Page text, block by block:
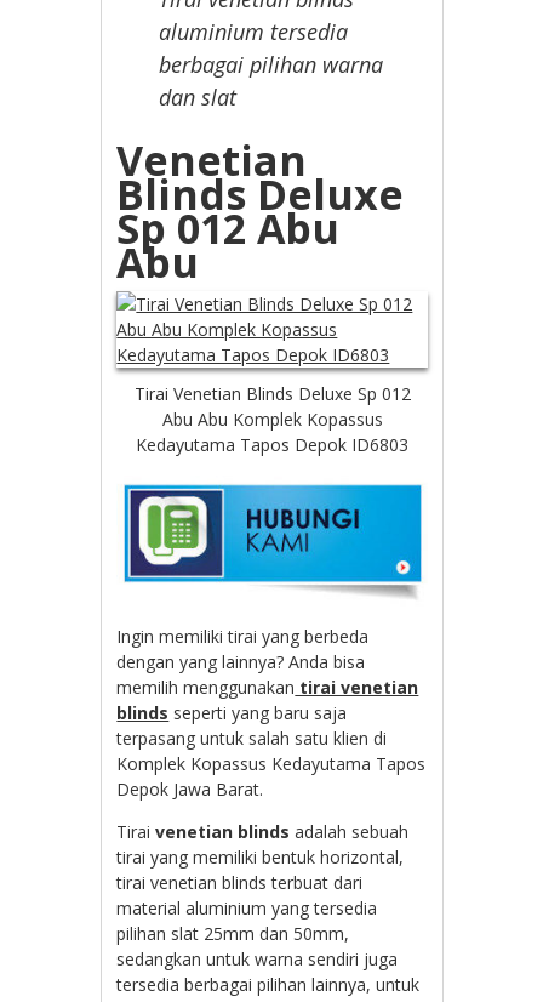
aluminium tersedia
berbagai pilihan warna
dan slat
Venetian
Blinds Deluxe
Sp 012 Abu
Abu
Tirai Venetian Blinds Deluxe Sp 012
Abu Abu Komplek Kopassus
Kedayutama Tapos Depok ID6803
Ingin memiliki tirai yang berbeda
dengan yang lainnya? Anda bisa
memilih menggunakan tirai venetian
blinds seperti yang baru saja
terpasang untuk salah satu klien di
Komplek Kopassus Kedayutama Tapos
Depok Jawa Barat.
Tiraivenetian blinds adalah sebuah
tirai yang memiliki bentuk horizontal,
tirai venetian blinds terbuat dari
material aluminium yang tersedia
pilihan slat 25mm dan 50mm,
sedangkan untuk warna sendiri juga
tersedia berbagai pilihan lainnya, untuk